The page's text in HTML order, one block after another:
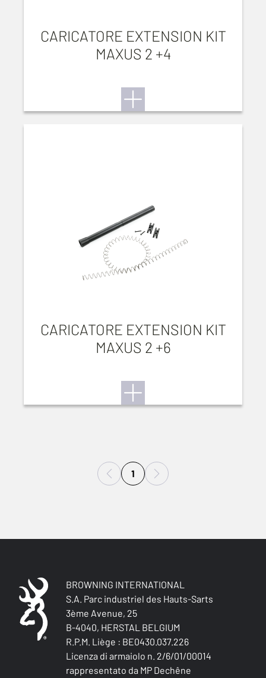
CARICATORE EXTENSION KIT
MAXUS 2 +4
CARICATORE EXTENSION KIT
MAXUS 2 +6
1
BROWNING INTERNATIONAL
S.A. Parc industriel des Hauts-Sarts
3ème Avenue, 25
B-4040, HERSTAL BELGIUM
R.P.M. Liège : BE0430.037.226
Licenza di armaiolo n. 2/6/01/00014
rappresentato da MP Dechêne